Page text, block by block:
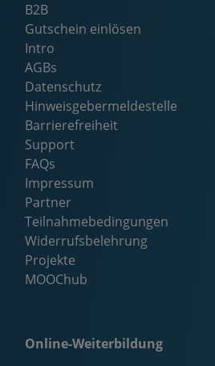
B2B
Gutschein einlösen
Intro
AGBs
Datenschutz
Hinweisgebermeldestelle
Barrierefreiheit
Support
FAQs
Impressum
Partner
Teilnahmebedingungen
Widerrufsbelehrung
Projekte
MOOChub
Online-Weiterbildung